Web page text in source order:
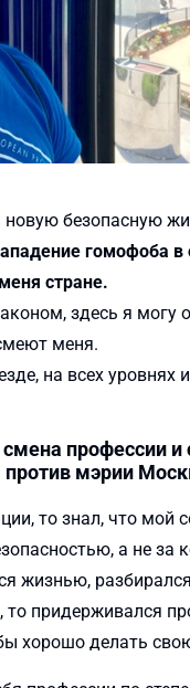
безопасную
гомофоба в
стране.
здесь я могу
меня.
на всех уровнях
профессии и
против мэрии
то знал, что мой
а не за
жизнью,
придерживался
хорошо делать